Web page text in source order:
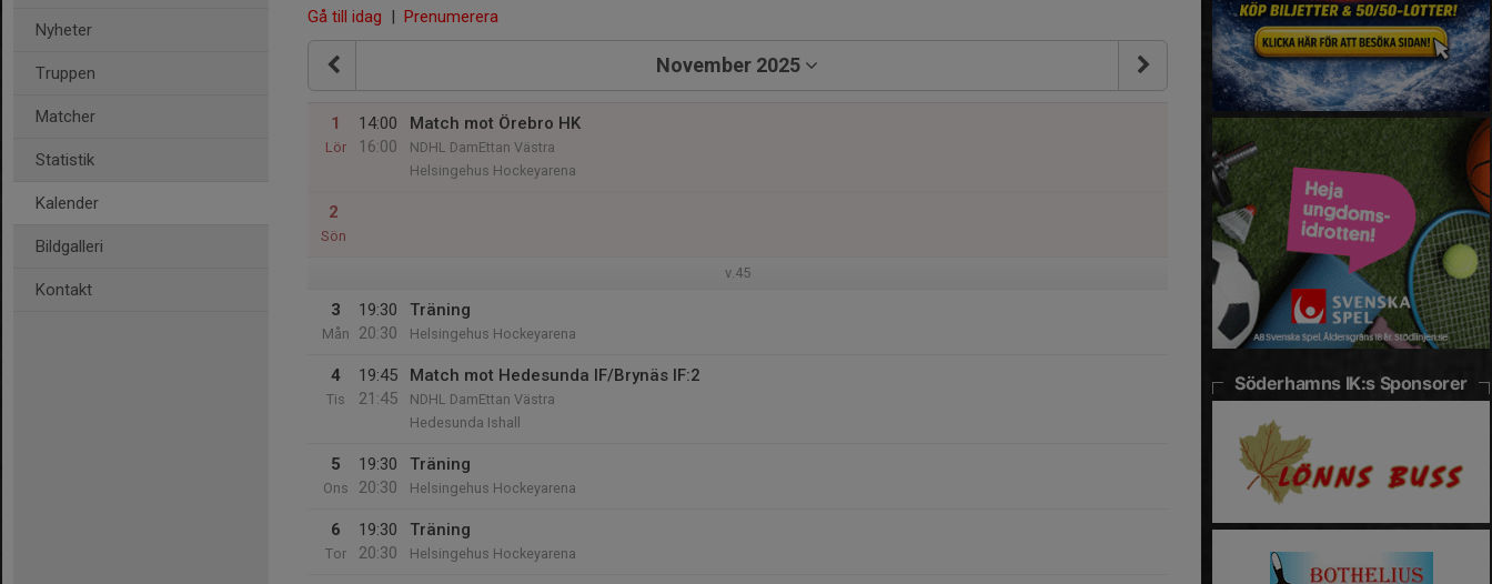
Nyheter
Truppen
Matcher
Statistik
Kalender
Bildgalleri
Kontakt
Gå till idag | Prenumerera
November 2025
1
Lör
14:00
16:00
Match mot Örebro HK
NDHL DamEttan Västra
Helsingehus Hockeyarena
2
Sön
v.45
3
Mån
19:30
20:30
Träning
Helsingehus Hockeyarena
4
Tis
19:45
21:45
Match mot Hedesunda IF/Brynäs IF:2
NDHL DamEttan Västra
Hedesunda Ishall
5
Ons
19:30
20:30
Träning
Helsingehus Hockeyarena
6
Tor
19:30
20:30
Träning
Helsingehus Hockeyarena
Söderhamns IK:s Sponsorer